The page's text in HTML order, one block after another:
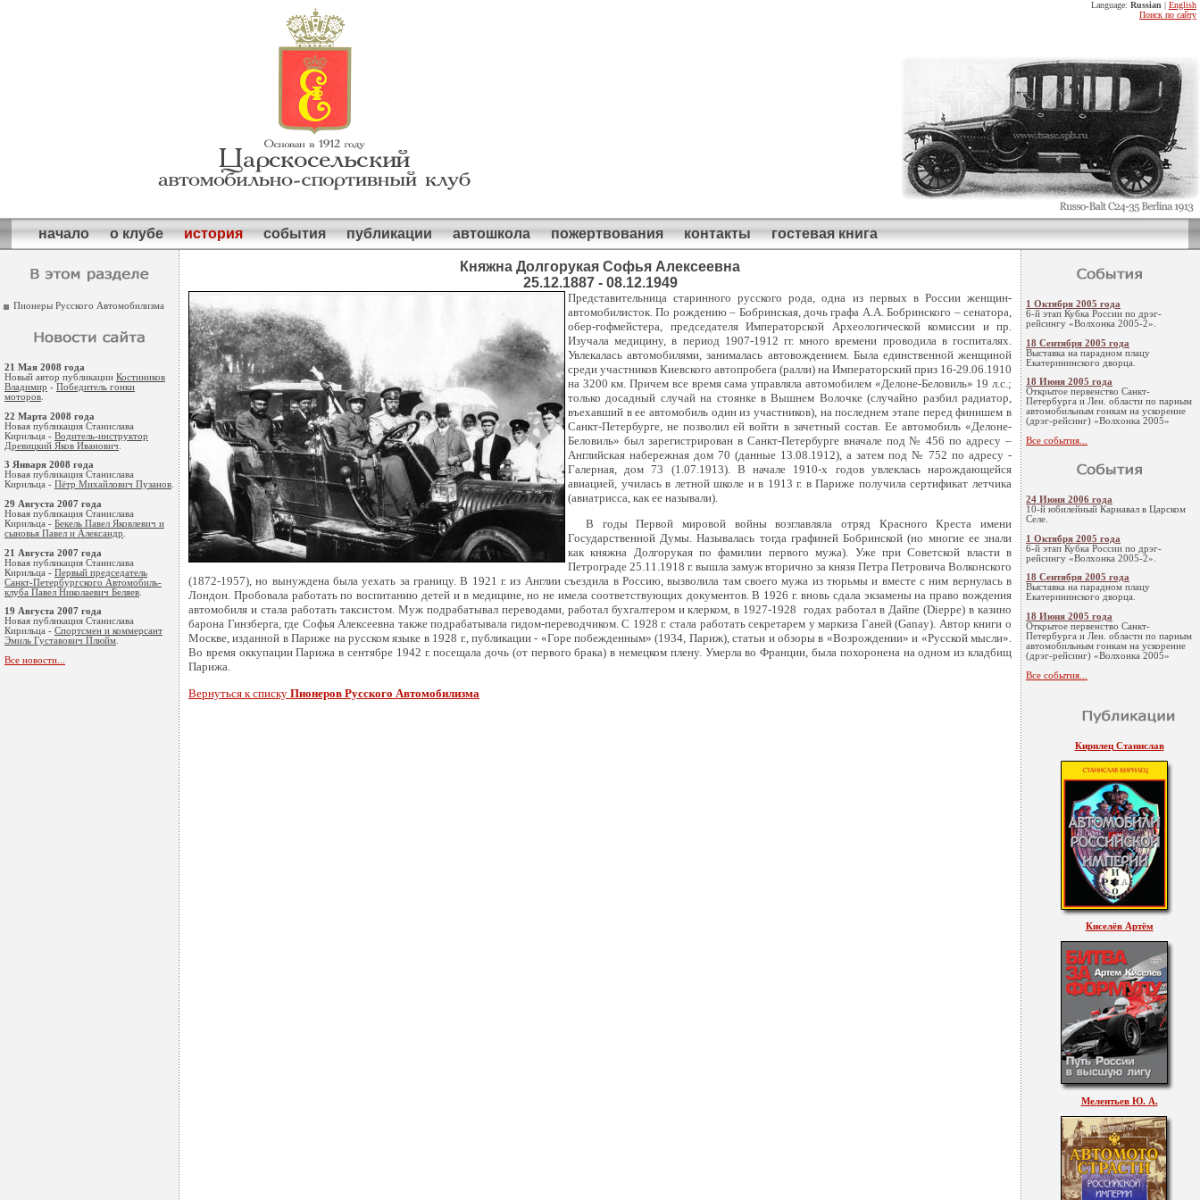
Language: Russian | English
Поиск по сайту
начало о клубе история события публикации автошкола пожертвования контакты гостевая книга
Пионеры Русского Автомобилизма
21 Мая 2008 года
Новый автор публикации Костиников
Владимир - Победитель гонки
моторов
22 Марта 2008 года
Новая публикация Станислава
Кирильца - Водитель-инструктор
Древицкий Яков Иванович
3 Января 2008 года
Новая публикация Станислава
Кирильца - Пётр Михайлович Пузанов.
29 Августа 2007 года
Новая публикация Станислава
Кирильца - Бекель Павел Яковлевич и
сыновья Павел и Александр
21 Августа 2007 года
Новая публикация Станислава
Кирильца - Первый председатель
Санкт-Петербургского Автомобиль-
клуба Павел Николаевич Беляев
19 Августа 2007 года
Новая публикация Станислава
Кирильца - Cпортсмен и коммерсант
Эмиль Густавoвич Плюйм.
Все новости...
Княжна Долгорукая Софья Алексеевна
25.12.1887 - 08.12.1949
Представительница старинного русского рода, одна из первых в России женщин-
автомобилисток. По рождению – Бобринская, дочь графа А.А. Бобринского – сенатора,
обер-гофмейстера, председателя Императорской Археологической комиссии и пр.
Изучала медицину, в период 1907-1912 гг. много времени проводила в госпиталях.
Увлекалась автомобилями, занималась автовождением. Была единственной женщиной
среди участников Киевского автопробега (ралли) на Императорский приз 16-29.06.1910
на 3200 км. Причем все время сама управляла автомобилем «Делоне-Беловиль» 19 л.с.;
только досадный случай на стоянке в Вышнем Волочке (случайно разбил радиатор,
въехавший в ее автомобиль один из участников), на последнем этапе перед финишем в
Санкт-Петербурге, не позволил ей войти в зачетный состав. Ее автомобиль «Делоне-
Беловиль» был зарегистрирован в Санкт-Петербурге вначале под № 456 по адресу –
Английская набережная дом 70 (данные 13.08.1912), а затем под № 752 по адресу -
Галерная, дом 73 (1.07.1913). В начале 1910-х годов увлеклась нарождающейся
авиацией, училась в летной школе и в 1913 г. в Париже получила сертификат летчика
(авиатрисса, как ее называли).
В годы Первой мировой войны возглавляла отряд Красного Креста имени
Государственной Думы. Называлась тогда графиней Бобринской (но многие ее знали
как княжна Долгорукая по фамилии первого мужа). Уже при Советской власти в
Петрограде 25.11.1918 г. вышла замуж вторично за князя Петра Петровича Волконского
(1872-1957), но вынуждена была уехать за границу. В 1921 г. из Англии съездила в Россию, вызволила там своего мужа из тюрьмы и вместе с ним вернулась в
Лондон. Пробовала работать по воспитанию детей и в медицине, но не имела соответствующих документов. В 1926 г. вновь сдала экзамены на право вождения
автомобиля и стала работать таксистом. Муж подрабатывал переводами, работал бухгалтером и клерком, в 1927-1928
годах работал в Дайпе (Dieppe) в казино
барона Гинзберга, где Софья Алексеевна также подрабатывала гидом-переводчиком. С 1928 г. стала работать секретарем у маркиза Ганей (Ganay). Автор книги о
Москве, изданной в Париже на русском языке в 1928 г., публикации - «Горе побежденным» (1934, Париж), статьи и обзоры в «Возрождении» и «Русской мысли».
Во время оккупации Парижа в сентябре 1942 г. посещала дочь (от первого брака) в немецком плену. Умерла во Франции, была похоронена на одном из кладбищ
Парижа.
Вернуться к списку Пионеров Русского Автомобилизма
1 Октября 2005 года
6-й этап Кубка России по дрэг-
рейсингу «Волхонка 2005-2».
18 Сентября 2005 года
Выставка на парадном плацу
Екатерининского дворца.
18 Июня 2005 года
Открытое первенство Санкт-
Петербурга и Лен. области по парным
автомобильным гонкам на ускорение
(дрэг-рейсинг) «Волхонка 2005»
Все события...
24 Июня 2006 года
10-й юбилейный Карнавал в Царском
Селе.
1 Октября 2005 года
6-й этап Кубка России по дрэг-
рейсингу «Волхонка 2005-2».
18 Сентября 2005 года
Выставка на парадном плацу
Екатерининского дворца.
18 Июня 2005 года
Открытое первенство Санкт-
Петербурга и Лен. области по парным
автомобильным гонкам на ускорение
(дрэг-рейсинг) «Волхонка 2005»
Все события...
Кирилец Станислав
Киселёв Артём
Мелентьев Ю. А.